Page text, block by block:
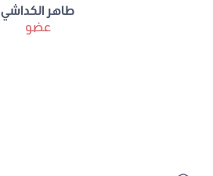
طاهر الكداشي
عضو